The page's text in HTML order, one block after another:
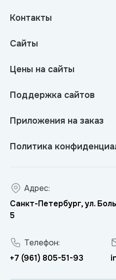
Контакты
Сайты
Цены на сайты
Поддержка сайтов
Приложения на заказ
Политика
Адрес:
Санкт-Петербург, ул.
5
Телефон:
+7 (961) 805-51-93